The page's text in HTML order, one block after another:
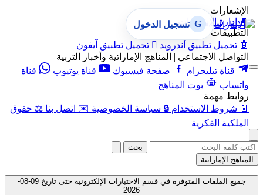
الإشعارات
🔔 إدارة الإشعارات
التطبيقات
🤖 تحميل تطبيق أندرويد  تحميل تطبيق آيفون
التواصل الاجتماعي | المناهج الإماراتية وأخبار التربية
قناة تيليجرام
صفحة فيسبوك قناة يوتيوب
قناة
واتساب
بوت المناهج
روابط مهمة
📄 شروط الاستخدام 🔒 سياسة الخصوصية ✉️ اتصل بنا ⚖️ حقوق
الملكية الفكرية
G تسجيل الدخول
بحث
المناهج الإماراتية
جميع الملفات المتوفرة في قسم الاختبارات الإلكترونية حتى تاريخ 09-08-
2026